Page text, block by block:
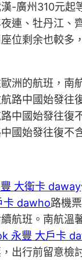
-廣州310元起
連、牡丹江、
位剩余也較多
洲的航班，南
路中國始發往
中國始發往復
國始發往復不
大衛卡 daway
卡 dawho路機
航班。南航溫
永豐 大戶卡
出行前留意檢